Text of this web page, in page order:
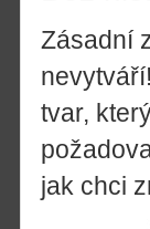
Zásadní
tvar,
jak chci